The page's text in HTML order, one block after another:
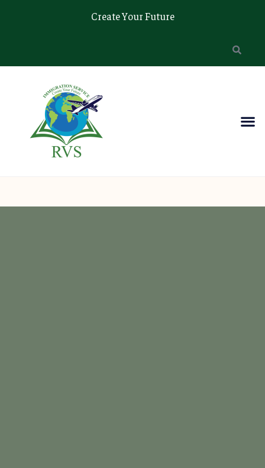
Create Your Future